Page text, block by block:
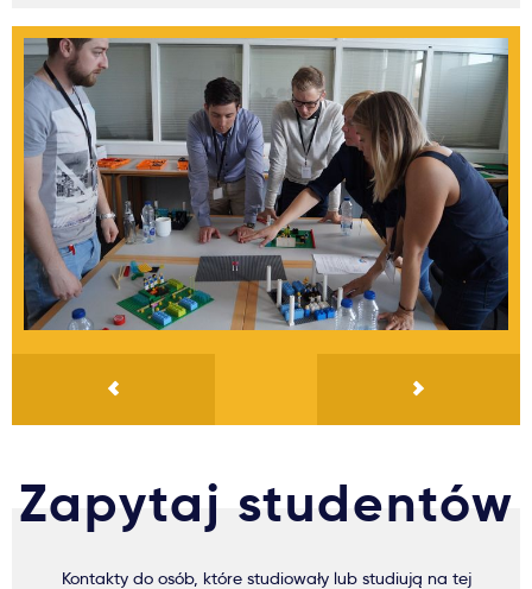
Zapytaj studentów
Kontakty do osób, które studiowały lub studiują na tej